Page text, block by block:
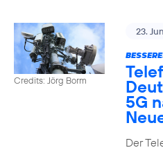
Credits: Jörg Borm
23.
5G
Der